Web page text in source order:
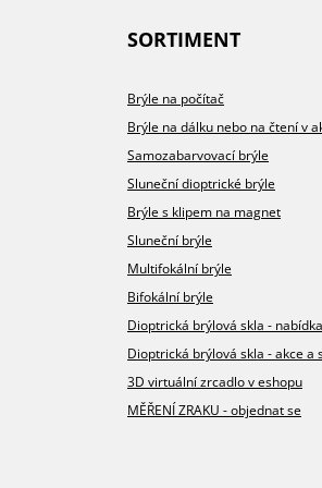
SORTIMENT
Brýle na počítač
Brýle na dálku nebo na čtení v
Samozabarvovací brýle
Sluneční dioptrické brýle
Brýle s klipem na magnet
Sluneční brýle
Multifokální brýle
Bifokální brýle
Dioptrická brýlová skla -
Dioptrická brýlová skla - akce a
3D virtuální zrcadlo v eshopu
MĚŘENÍ ZRAKU - objednat se